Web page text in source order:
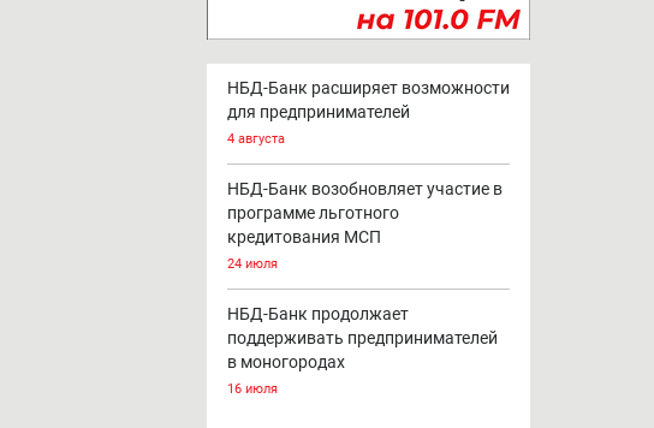
НБД-Банк расширяет возможности
для предпринимателей
4 августа
НБД-Банк возобновляет участие в
программе льготного
кредитования МСП
24 июля
НБД-Банк продолжает
поддерживать предпринимателей
в моногородах
16 июля